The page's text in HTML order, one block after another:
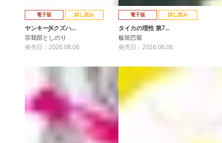
電子版 試し読み
ヤンキーJKクズハ…
宗我部としのり
発売日：2026.08.06
電子版 試し読み
タイカの理性 第7…
板垣巴留
発売日：2026.08.06